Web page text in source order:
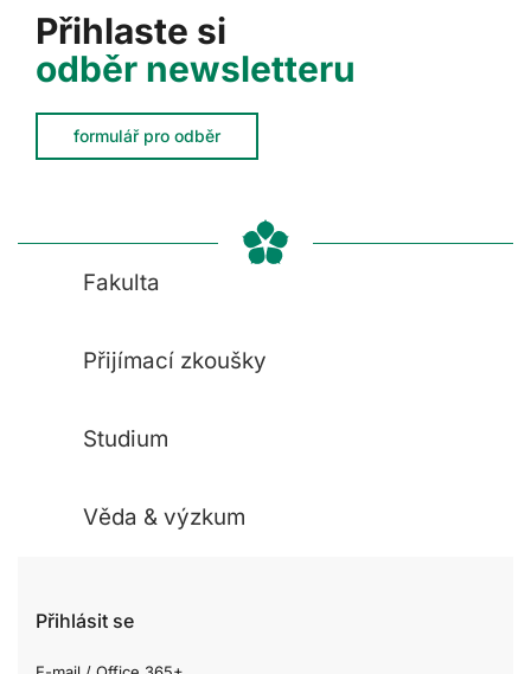
Přihlaste si
odběr newsletteru
formulář pro odběr
Fakulta
Přijímací zkoušky
Studium
Věda & výzkum
Přihlásit se